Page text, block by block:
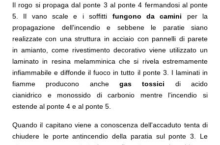
Il rogo si propaga dal ponte 3 al ponte 4 fermandosi al ponte
5. Il vano scale e i soffitti fungono da camini per la
propagazione dell'incendio e sebbene le paratie siano
realizzate con una struttura in acciaio con pannelli di parete
in amianto, come rivestimento decorativo viene utilizzato un
laminato in resina melamminica che si rivela estremamente
infiammabile e diffonde il fuoco in tutto il ponte 3. I laminati in
fiamme producono anche gas tossici di acido
cianidrico e monossido di carbonio mentre l'incendio si
estende al ponte 4 e al ponte 5.
Quando il capitano viene a conoscenza dell'accaduto tenta di
chiudere le porte antincendio della paratia sul ponte 3. Le